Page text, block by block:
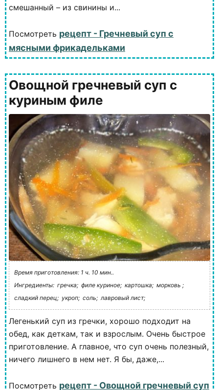
смешанный – из свинины и...
Посмотреть рецепт - Гречневый суп с
мясными фрикадельками
Овощной гречневый суп с
куриным филе
Время приготовления: 1 ч. 10 мин..
Ингредиенты: гречка; филе куриное; картошка; морковь ;
сладкий перец; укроп; соль; лавровый лист;
Легенький суп из гречки, хорошо подходит на
обед, как деткам, так и взрослым. Очень быстрое
приготовление. А главное, что суп очень полезный,
ничего лишнего в нем нет. Я бы, даже,...
Посмотреть рецепт - Овощной гречневый суп